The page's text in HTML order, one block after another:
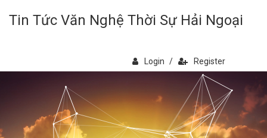
Tin Tức Văn Nghệ Thời Sự Hải Ngoại
Login / Register